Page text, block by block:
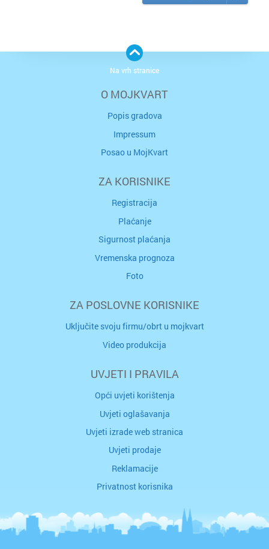
O MOJKVART
Popis gradova
Impressum
Posao u MojKvart
ZA KORISNIKE
Registracija
Plaćanje
Sigurnost plaćanja
Vremenska prognoza
Foto
ZA POSLOVNE KORISNIKE
Uključite svoju firmu/obrt u mojkvart
Video produkcija
UVJETI I PRAVILA
Opći uvjeti korištenja
Uvjeti oglašavanja
Uvjeti izrade web stranica
Uvjeti prodaje
Reklamacije
Privatnost korisnika
Na vrh stranice